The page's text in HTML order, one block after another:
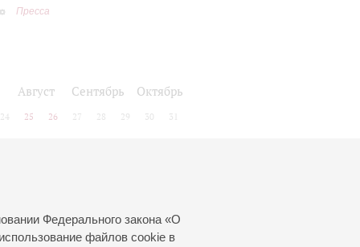
Пресса
Федерального закона «О
файлов cookie в
Август Сентябрь Октябрь
24 25 26 27 28 29 30 31